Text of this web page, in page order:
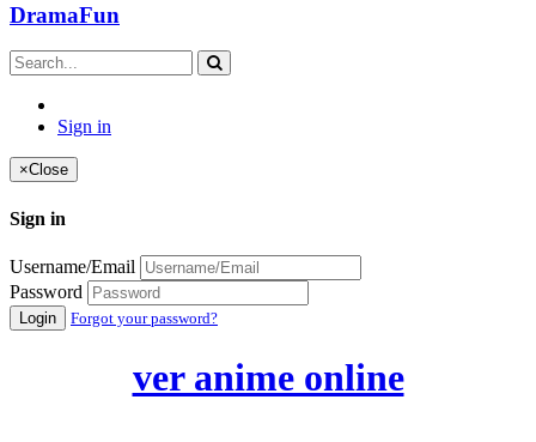
DramaFun
Sign in
×Close
Sign in
Username/Email
Password
Login Forgot your password?
ver anime online